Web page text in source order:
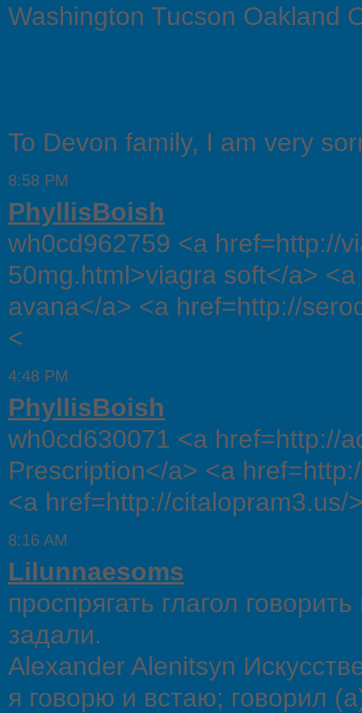
Washington Tucson Oakland
To Devon family, I am very
8:58 PM
PhyllisBoish
wh0cd962759 <a href=http://
50mg.html>viagra soft</a>
avana</a> <a href=http://
<
4:48 PM
PhyllisBoish
wh0cd630071 <a href=http://
Prescription</a> <a
<a href=http://citalopram3.us/
8:16 AM
Lilunnaesoms
проспрягать глагол
задали.
Alexander Alenitsyn
я говорю и встаю; говорил